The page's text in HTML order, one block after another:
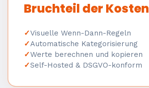
Bruchteil der Kosten
Visuelle Wenn-Dann-Regeln
Automatische Kategorisierung
Werte berechnen und kopieren
Self-Hosted & DSGVO-konform